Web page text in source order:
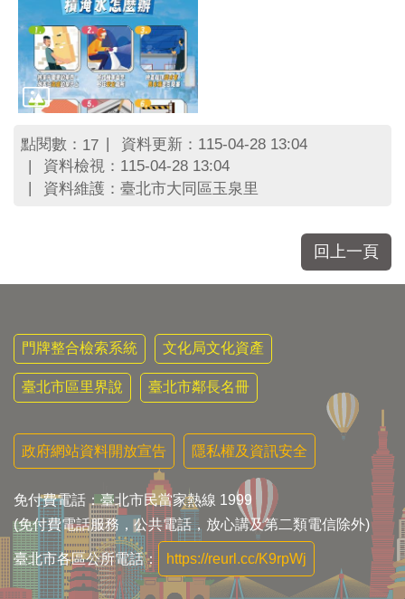
點閱數： 17
資料更新：115-04-28 13:04
資料檢視：115-04-28 13:04
資料維護：臺北市大同區玉泉里
回上一頁
門牌整合檢索系統 文化局文化資產
臺北市區里界說 臺北市鄰長名冊
政府網站資料開放宣告 隱私權及資訊安全
免付費電話：臺北市民當家熱線 1999
(免付費電話服務，公共電話，放心講及第二類電信除外)
臺北市各區公所電話： https://reurl.cc/K9rpWj